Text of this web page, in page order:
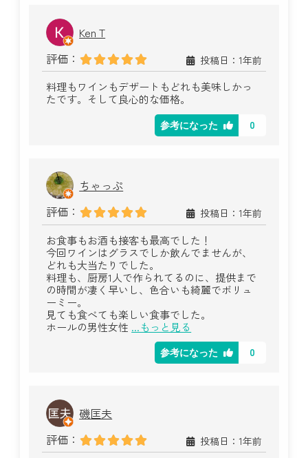
Ken T
評価：
投稿日：1年前
料理もワインもデザートもどれも美味しかっ
たです。そして良心的な価格。
参考になった 0
ちゃっぷ
評価：
投稿日：1年前
お食事もお酒も接客も最高でした！
今回ワインはグラスでしか飲んでませんが、
どれも大当たりでした。
料理も、厨房1人で作られてるのに、提供まで
の時間が凄く早いし、色合いも綺麗でボリュ
ーミー。
見ても食べても楽しい食事でした。
ホールの男性女性 ...もっと見る
参考になった 0
磯匡夫
評価：
投稿日：1年前